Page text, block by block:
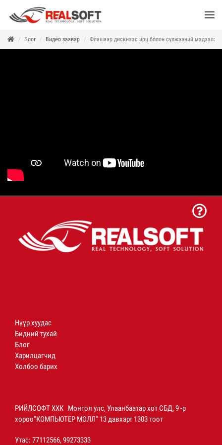
Блог Видео заавар Флашаар дискнээс ирц болон сүлжээний мэдээлэл
Нүүр хуудас
Бидний тухай
Блог
Харилцагчид
Холбоо барих
РИЙЛСОФТ ХХК Монгол улс, Улаанбаатар хот СБД, 9 -р
хороо"КОМПЬЮТЕР МОЛЛ" 13 давхарт 1303 тоот
Утас: 77112566, 99273333